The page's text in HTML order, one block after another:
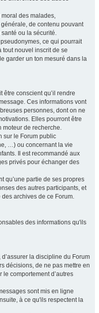
moral des malades,
de contenu pouvant
ou la sécurité.
pseudonymes, ce qui pourrait
tout nouvel inscrit de se
garder un ton mesuré dans la
être conscient qu’il rendre
Ces informations vont
personnes, dont on ne
Elles pourront être
moteur de recherche.
sur le Forum public
…) ou concernant la vie
Il est recommandé aux
privés pour échanger des
qu’une partie de ses propres
des autres participants, et
archives de ce Forum.
des informations qu'ils
la discipline du Forum
décisions, de ne pas mettre en
comportement d’autres
sont mis en ligne
à ce qu'ils respectent la